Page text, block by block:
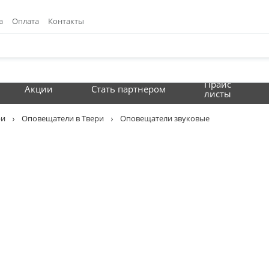
Оплата Контакты
Акции Стать партнером
Прайс
листы
Оповещатели в Твери Оповещатели звуковые